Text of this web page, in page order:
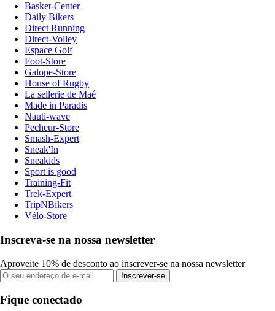
Basket-Center
Daily Bikers
Direct Running
Direct-Volley
Espace Golf
Foot-Store
Galope-Store
House of Rugby
La sellerie de Maé
Made in Paradis
Nauti-wave
Pecheur-Store
Smash-Expert
Sneak'In
Sneakids
Sport is good
Training-Fit
Trek-Expert
TripNBikers
Vélo-Store
Inscreva-se na nossa newsletter
Aproveite 10% de desconto ao inscrever-se na nossa newsletter
Inscrever-se
Fique conectado